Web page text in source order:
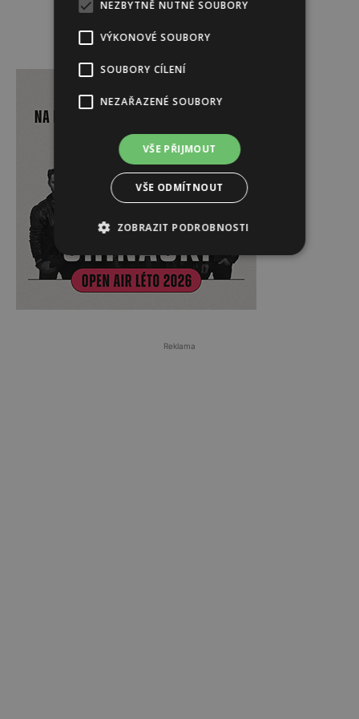
Reklama
NEZBYTNĚ NUTNÉ SOUBORY
VÝKONOVÉ SOUBORY
SOUBORY CÍLENÍ
NEZAŘAZENÉ SOUBORY
VŠE PŘIJMOUT
VŠE ODMÍTNOUT
ZOBRAZIT PODROBNOSTI